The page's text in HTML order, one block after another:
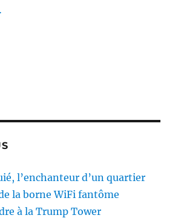
l’enchanteur d’un quartier
la borne WiFi fantôme
à la Trump Tower